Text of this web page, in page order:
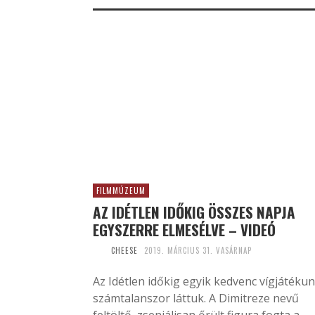
FILMMÚZEUM
AZ IDÉTLEN IDŐKIG ÖSSZES NAPJA
EGYSZERRE ELMESÉLVE – VIDEÓ
CHEESE 2019. MÁRCIUS 31. VASÁRNAP
Az Idétlen időkig egyik kedvenc
számtalanszor láttuk. A Dimitreze nevű